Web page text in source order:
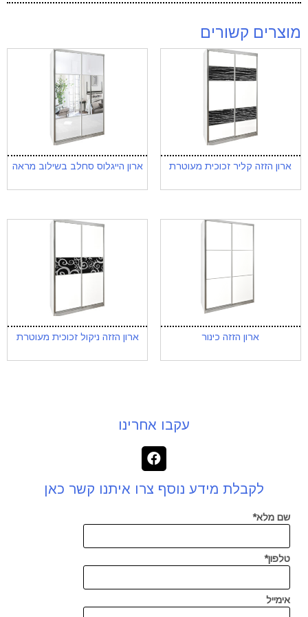
מוצרים קשורים
ארון הזזה קליר זכוכית מעוטרת ארון הייגלוס סחלב בשילוב מראה
ארון הזזה כינור ארון הזזה ניקול זכוכית מעוטרת
עקבו אחרינו
לקבלת מידע נוסף צרו איתנו קשר כאן
שם מלא*
טלפון*
אימייל